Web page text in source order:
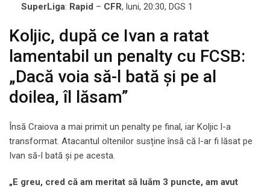
SuperLiga: Rapid – CFR, luni, 20:30, DGS 1
Koljic, după ce Ivan a ratat
lamentabil un penalty cu FCSB:
„Dacă voia să-l bată și pe al
doilea, îl lăsam”
Însă Craiova a mai primit un penalty pe final, iar Koljic l-a
transformat. Atacantul oltenilor susține însă că l-ar fi lăsat pe
Ivan să-l bată și pe acesta.
„E greu, cred că am meritat să luăm 3 puncte, am avut